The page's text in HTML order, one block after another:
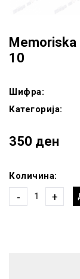
Memoriska
10
Шифра:
Категорија:
350 ден
Количина:
- +